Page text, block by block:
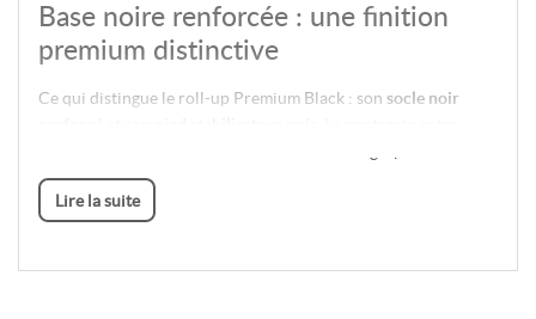
Base noire renforcée : une finition
premium distinctive
Ce qui distingue le roll-up Premium Black : son socle noir
donne une allure haut de gamme à votre communication.
Particulièrement adapté aux showrooms, halls d'accueil,
Lire la suite